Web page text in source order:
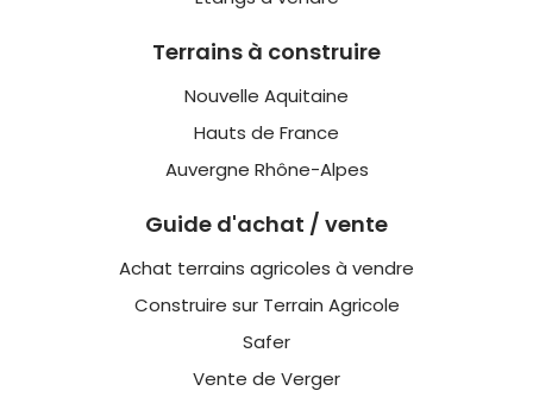
Terrains à construire
Nouvelle Aquitaine
Hauts de France
Auvergne Rhône-Alpes
Guide d'achat / vente
Achat terrains agricoles à vendre
Construire sur Terrain Agricole
Safer
Vente de Verger